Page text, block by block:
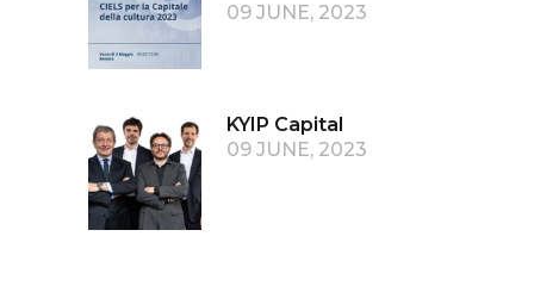
09 JUNE, 2023
KYIP Capital
09 JUNE, 2023